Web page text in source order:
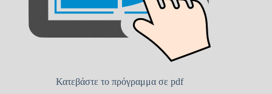
Κατεβάστε το πρόγραμμα σε pdf